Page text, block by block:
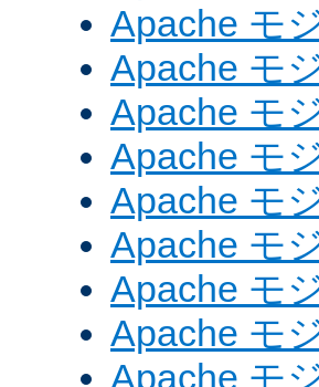
Apache モ
Apache モ
Apache モ
Apache モ
Apache モ
Apache モ
Apache モ
Apache モ
Apache モ